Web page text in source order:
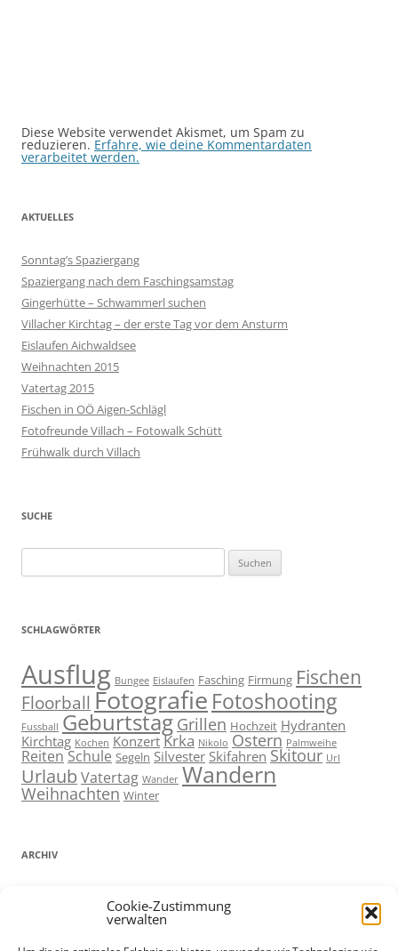
Cookie-Zustimmung
verwalten
Diese Website verwendet Akismet, um Spam zu
reduzieren. Erfahre, wie deine Kommentardaten
verarbeitet werden.
AKTUELLES
Sonntag’s Spaziergang
Spaziergang nach dem Faschingsamstag
Gingerhütte – Schwammerl suchen
Villacher Kirchtag – der erste Tag vor dem Ansturm
Eislaufen Aichwaldsee
Weihnachten 2015
Vatertag 2015
Fischen in OÖ Aigen-Schlägl
Fotofreunde Villach – Fotowalk Schütt
Frühwalk durch Villach
SUCHE
nach:
SCHLAGWÖRTER
Ausflug Bungee Eislaufen Fasching Firmung Fischen
Floorball Fotografie Fotoshooting
Fussball Geburtstag Grillen Hochzeit Hydranten
Kirchtag Kochen Konzert Krka Nikolo Ostern Palmweihe
Reiten Schule Segeln Silvester Skifahren Skitour Url
Urlaub Vatertag Wander Wandern
Weihnachten Winter
ARCHIV